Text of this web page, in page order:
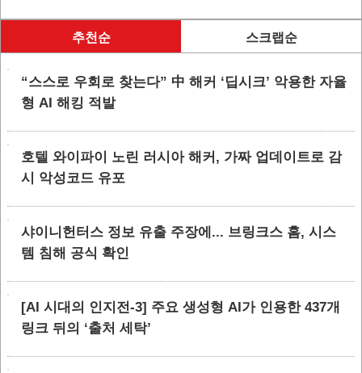
추천순 스크랩순
“스스로 우회로 찾는다” 中 해커 ‘딥시크’ 악용한 자율
형 AI 해킹 적발
호텔 와이파이 노린 러시아 해커, 가짜 업데이트로 감
시 악성코드 유포
샤이니헌터스 정보 유출 주장에... 브링크스 홈, 시스
템 침해 공식 확인
[AI 시대의 인지전-3] 주요 생성형 AI가 인용한 437개
링크 뒤의 ‘출처 세탁’